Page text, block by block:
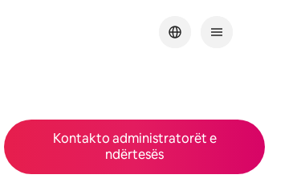
Kontakto administratorët e
ndërtesës